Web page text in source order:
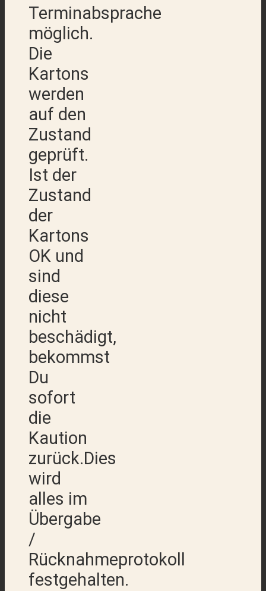
Terminabsprache
möglich.
Die
Kartons
werden
auf den
Zustand
geprüft.
Ist der
Zustand
der
Kartons
OK und
sind
diese
nicht
beschädigt,
bekommst
Du
sofort
die
Kaution
zurück.Dies
wird
alles im
Übergabe
/
Rücknahmeprotokoll
festgehalten.